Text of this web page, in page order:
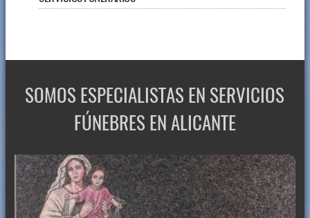
SOMOS ESPECIALISTAS EN SERVICIOS
FÚNEBRES EN ALICANTE